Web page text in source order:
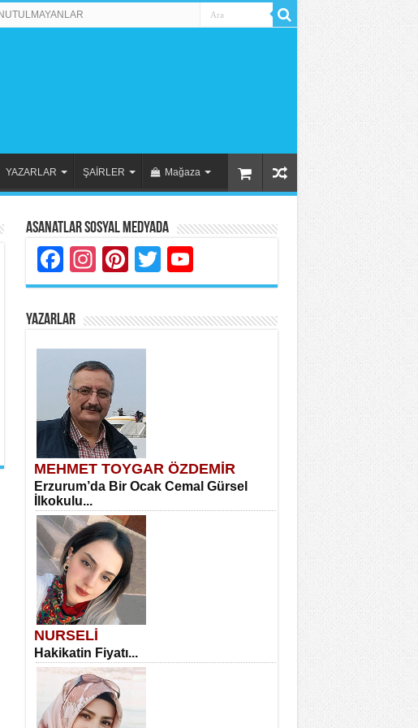
YAZARLAR ŞAİRLER Mağaza
Asanatlar Sosyal Medyada
Facebook
Instagram
Pinterest
Twitter
YAZARLAR
MEHMET TOYGAR ÖZDEMİR
Erzurum’da Bir Ocak Cemal Gürsel
İlkokulu...
NURSELİ
Hakikatin Fiyatı...